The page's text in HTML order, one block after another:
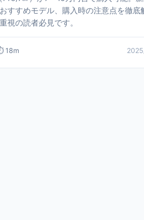
すすめモデル、購入時の注意点を徹底
視の読者必見です。
18m